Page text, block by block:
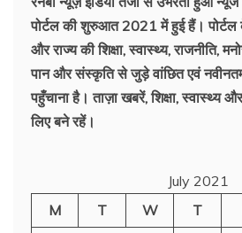
पोर्टल की शुरुआत 2021 में हुई हैं। पोर्टल
और राज्य की शिक्षा, स्वास्थ्य, राजनीति,
पान और संस्कृति से जुड़े वांछित एवं
पहुँचाना है। ताज़ा खबरें, शिक्षा, स्वास्थ्य
लिए बने रहें।
July 2021
M
T W T